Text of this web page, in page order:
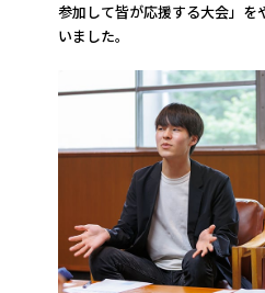
参加して皆が応援する大会」を
いました。